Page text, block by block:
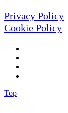
Privacy Policy
Cookie Policy
Top